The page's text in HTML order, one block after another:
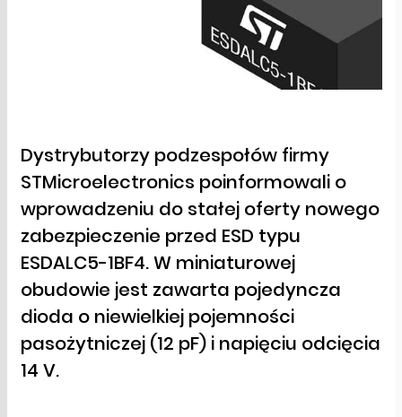
Dystrybutorzy podzespołów firmy
STMicroelectronics poinformowali o
wprowadzeniu do stałej oferty nowego
zabezpieczenie przed ESD typu
ESDALC5-1BF4. W miniaturowej
obudowie jest zawarta pojedyncza
dioda o niewielkiej pojemności
pasożytniczej (12 pF) i napięciu odcięcia
14 V.